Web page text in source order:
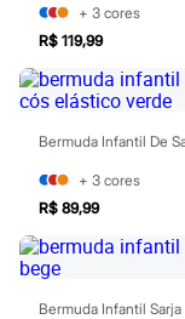
10 a 16 anos
Acessórios
Recém-nascido
Bolsas e Mochilas
Chapéus
Calçados
Botas
Chinelos
Pantufas
Rasteirinhas
Sandálias
Tênis
Diversão
Marcas
+ 3 cores
R$ 119,99
+ 3 cores
R$ 89,99